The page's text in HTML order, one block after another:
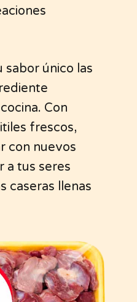
sabor único las
Con
frescos,
con nuevos
a tus seres
caseras llenas